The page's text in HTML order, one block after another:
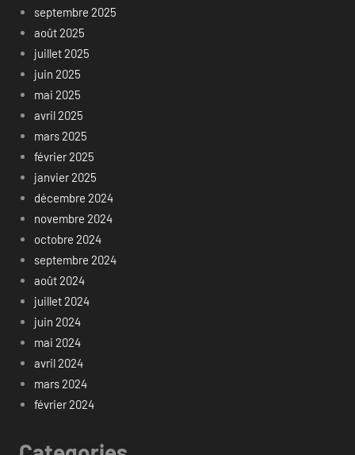
septembre 2025
août 2025
juillet 2025
juin 2025
mai 2025
avril 2025
mars 2025
février 2025
janvier 2025
décembre 2024
novembre 2024
octobre 2024
septembre 2024
août 2024
juillet 2024
juin 2024
mai 2024
avril 2024
mars 2024
février 2024